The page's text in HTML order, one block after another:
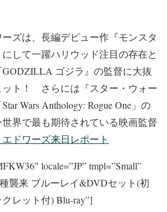
ズは、長編デビュー作『モンスタ
して一躍ハリウッド注目の存在と
ゴジラ』の監督に大抜
ット！ さらには『スター・ウォー
Wars Anthology: Rogue One」の
界で最も期待されている映画監督
ドワーズ来日レポート
locale=”JP” tmpl=”Small”
襲来 ブルーレイ&DVDセット(初
レット付) Blu-ray”]